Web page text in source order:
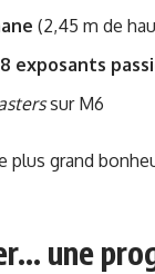
(2,45 m de
exposants
sur M6
plus grand
une